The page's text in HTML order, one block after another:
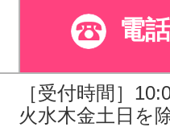
電
［受付時間］
火水木金土日を